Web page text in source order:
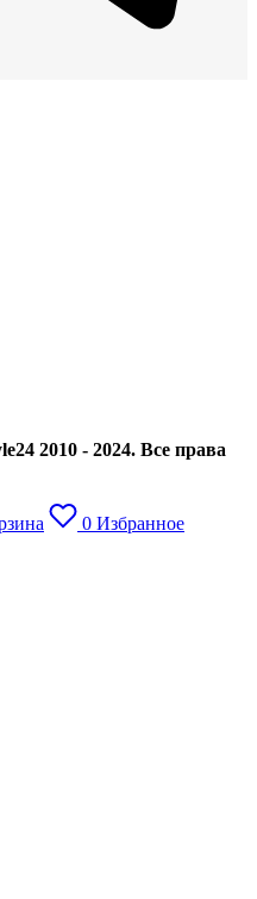
2010 - 2024. Все права
0 Избранное